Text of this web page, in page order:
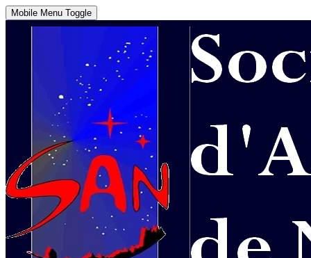
Mobile Menu Toggle